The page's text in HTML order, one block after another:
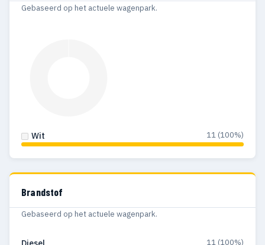
Gebaseerd op het actuele wagenpark.
Wit 11 (100%)
Brandstof
Gebaseerd op het actuele wagenpark.
11 (100%)